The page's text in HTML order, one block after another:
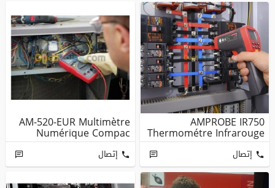
AMPROBE IR750
Thermométre Infrarouge
إتصال
AM-520-EUR Multimètre
Numérique Compac
إتصال